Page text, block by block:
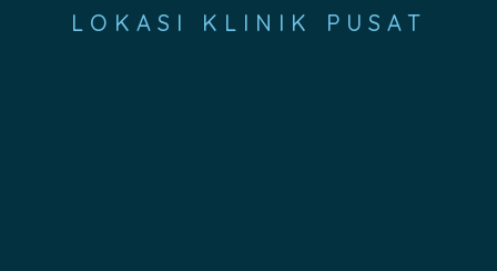
LOKASI KLINIK PUSAT